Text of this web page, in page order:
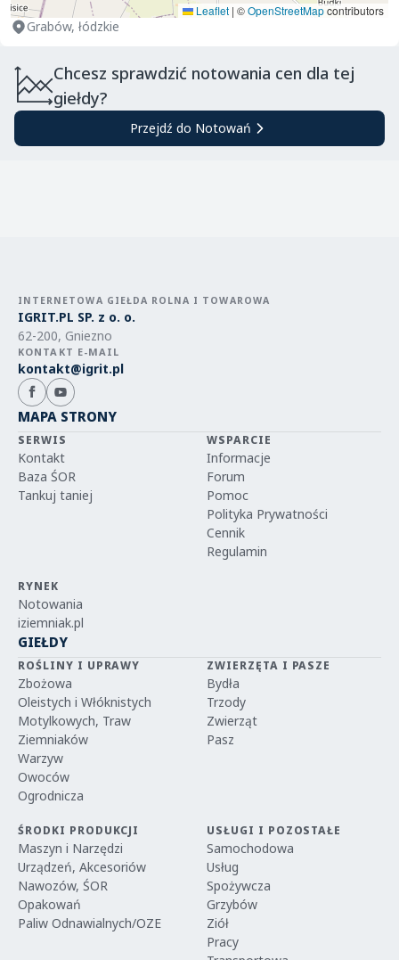
Leaflet | ©OpenStreetMapcontributors
Grabów, łódzkie
Chcesz sprawdzić notowania cen dla tej
giełdy?
Przejdź do Notowań
INTERNETOWA GIEŁDA ROLNA I TOWAROWA
IGRIT.PL SP. z o. o.
62-200, Gniezno
KONTAKT E-MAIL
kontakt@igrit.pl
MAPA STRONY
SERWIS
Kontakt
Baza ŚOR
Tankuj taniej
WSPARCIE
Informacje
Forum
Pomoc
Polityka Prywatności
Cennik
Regulamin
RYNEK
Notowania
iziemniak.pl
GIEŁDY
ROŚLINY I UPRAWY
Zbożowa
Oleistych i Włóknistych
Motylkowych, Traw
Ziemniaków
Warzyw
Owoców
Ogrodnicza
ZWIERZĘTA I PASZE
Bydła
Trzody
Zwierząt
Pasz
ŚRODKI PRODUKCJI
Maszyn i Narzędzi
Urządzeń, Akcesoriów
Nawozów, ŚOR
Opakowań
Paliw Odnawialnych/OZE
USŁUGI I POZOSTAŁE
Samochodowa
Usług
Spożywcza
Grzybów
Ziół
Pracy